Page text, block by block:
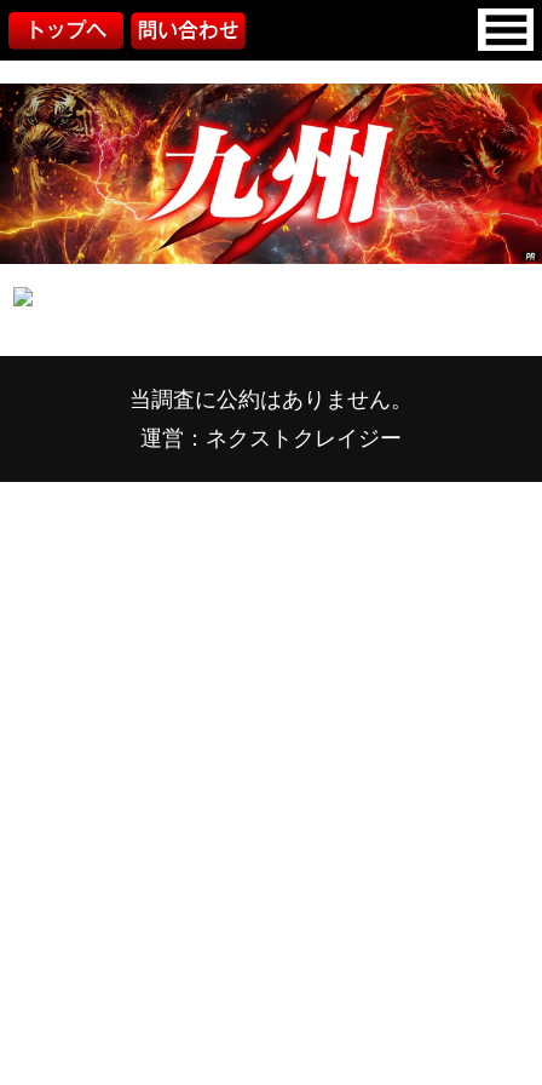
当調査に公約はありません。
運営：ネクストクレイジー